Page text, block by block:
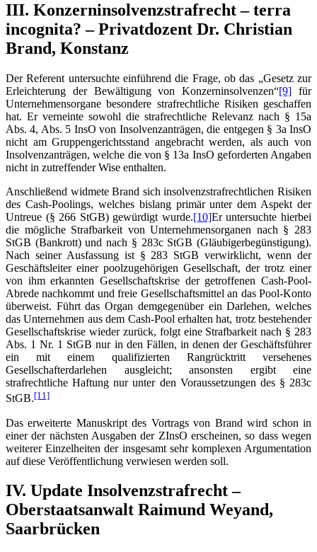
III. Konzerninsolvenzstrafrecht – terra
incognita? – Privatdozent Dr. Christian
Brand, Konstanz
Der Referent untersuchte einführend die Frage, ob das „Gesetz zur
Erleichterung der Bewältigung von Konzerninsolvenzen“[9] für
Unternehmensorgane besondere strafrechtliche Risiken geschaffen
hat. Er verneinte sowohl die strafrechtliche Relevanz nach § 15a
Abs. 4, Abs. 5 InsO von Insolvenzanträgen, die entgegen § 3a InsO
nicht am Gruppengerichtsstand angebracht werden, als auch von
Insolvenzanträgen, welche die von § 13a InsO geforderten Angaben
nicht in zutreffender Wise enthalten.
Anschließend widmete Brand sich insolvenzstrafrechtlichen Risiken
des Cash-Poolings, welches bislang primär unter dem Aspekt der
Untreue (§ 266 StGB) gewürdigt wurde.[10]Er untersuchte hierbei
die mögliche Strafbarkeit von Unternehmensorganen nach § 283
StGB (Bankrott) und nach § 283c StGB (Gläubigerbegünstigung).
Nach seiner Ausfassung ist § 283 StGB verwirklicht, wenn der
Geschäftsleiter einer poolzugehörigen Gesellschaft, der trotz einer
von ihm erkannten Gesellschaftskrise der getroffenen Cash-Pool-
Abrede nachkommt und freie Gesellschaftsmittel an das Pool-Konto
überweist. Führt das Organ demgegenüber ein Darlehen, welches
das Unternehmen aus dem Cash-Pool erhalten hat, trotz bestehender
Gesellschaftskrise wieder zurück, folgt eine Strafbarkeit nach § 283
Abs. 1 Nr. 1 StGB nur in den Fällen, in denen der Geschäftsführer
ein mit einem qualifizierten Rangrücktritt versehenes
Gesellschafterdarlehen ausgleicht; ansonsten ergibt eine
strafrechtliche Haftung nur unter den Voraussetzungen des § 283c
StGB.[11]
Das erweiterte Manuskript des Vortrags von Brand wird schon in
einer der nächsten Ausgaben der ZInsO erscheinen, so dass wegen
weiterer Einzelheiten der insgesamt sehr komplexen Argumentation
auf diese Veröffentlichung verwiesen werden soll.
IV. Update Insolvenzstrafrecht –
Oberstaatsanwalt Raimund Weyand,
Saarbrücken